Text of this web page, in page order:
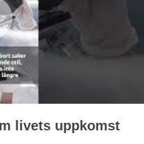
livets uppkomst